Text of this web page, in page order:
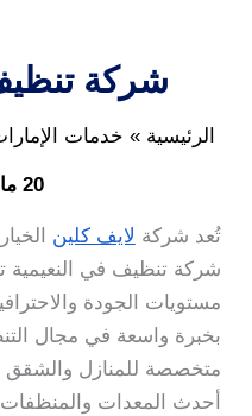
شركة
الرئيسية خدمات
20 مايو، 2026
تُعد شركة لايف كلين
شركة تنظيف في النعيمية
مستويات الجودة
بخبرة واسعة في مجال
متخصصة للمنازل والشقق
أحدث المعدات